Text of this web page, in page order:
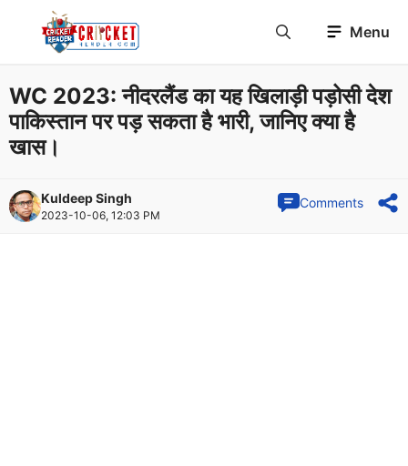
Menu
WC 2023: नीदरलैंड का यह खिलाड़ी पड़ोसी देश
पाकिस्तान पर पड़ सकता है भारी, जानिए क्या है
खास।
Kuldeep Singh
2023-10-06, 12:03 PM
Comments